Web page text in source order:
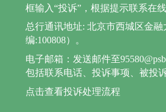
框输入“投诉”，根据提示联系在线
总行通讯地址: 北京市西城区金融
编:100808）。
电子邮箱：发送邮件至
包括联系电话、投诉事项、被投
点击查看投诉处理流程